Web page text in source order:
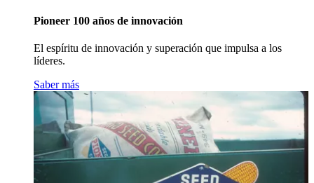
Pioneer 100 años de innovación
El espíritu de innovación y superación que impulsa a los
líderes.
Saber más